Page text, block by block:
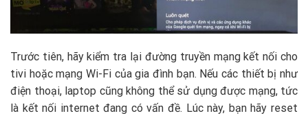
Trước tiên, hãy kiểm tra lại đường truyền mạng kết nối cho
tivi hoặc mạng Wi-Fi của gia đình bạn. Nếu các thiết bị như
điện thoại, laptop cũng không thể sử dụng được mạng, tức
là kết nối internet đang có vấn đề. Lúc này, bạn hãy reset